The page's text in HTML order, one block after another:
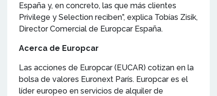
España y, en concreto, las que más clientes
Privilege y Selection reciben”, explica Tobías Zisik,
Director Comercial de Europcar España.
Acerca de Europcar
Las acciones de Europcar (EUCAR) cotizan en la
bolsa de valores Euronext París. Europcar es el
líder europeo en servicios de alquiler de